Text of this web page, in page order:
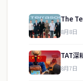
The
8月8日
TAT深
8月7日